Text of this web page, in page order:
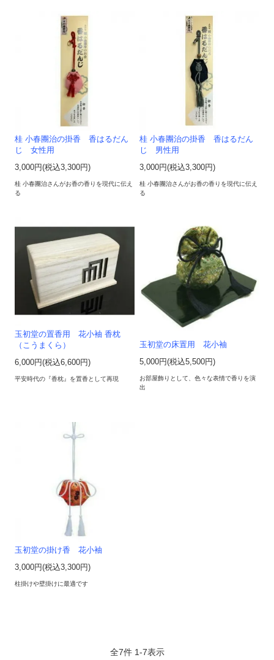
桂 小春團治の掛香 香はるだん
じ 女性用
3,000円(税込3,300円)
桂 小春團治さんがお香の香りを現代に伝え
る
桂 小春團治の掛香 香はるだん
じ 男性用
3,000円(税込3,300円)
桂 小春團治さんがお香の香りを現代に伝え
る
玉初堂の置香用 花小袖 香枕
（こうまくら）
6,000円(税込6,600円)
平安時代の『香枕』を置香として再現
玉初堂の床置用 花小袖
5,000円(税込5,500円)
お部屋飾りとして、色々な表情で香りを演
出
玉初堂の掛け香 花小袖
3,000円(税込3,300円)
柱掛けや壁掛けに最適です
全7件 1-7表示